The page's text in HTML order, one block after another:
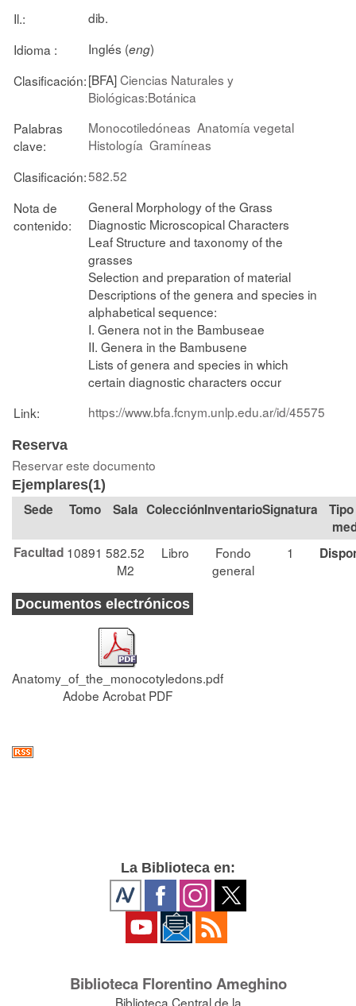
Il.:
dib.
Idioma :
Inglés (eng)
Clasificación:[BFA]Ciencias Naturales y
Biológicas:Botánica
Palabras
clave:
Monocotiledóneas Anatomía vegetal
Histología Gramíneas
Clasificación:582.52
Nota de
contenido:
General Morphology of the Grass
Diagnostic Microscopical Characters
Leaf Structure and taxonomy of the
grasses
Selection and preparation of material
Descriptions of the genera and species in
alphabetical sequence:
I. Genera not in the Bambuseae
II. Genera in the Bambusene
Lists of genera and species in which
certain diagnostic characters occur
Link:
https://www.bfa.fcnym.unlp.edu.ar/id/45575
Reserva
Reservar este documento
Ejemplares(1)
Tomo Sala Colección Signatura
Facultad 10891 582.52
M2
Libro
Fondo
general
1
Documentos electrónicos
Anatomy_of_the_monocotyledons.pdf
Adobe Acrobat PDF
La Biblioteca en:
Biblioteca Florentino Ameghino
Biblioteca Central de la